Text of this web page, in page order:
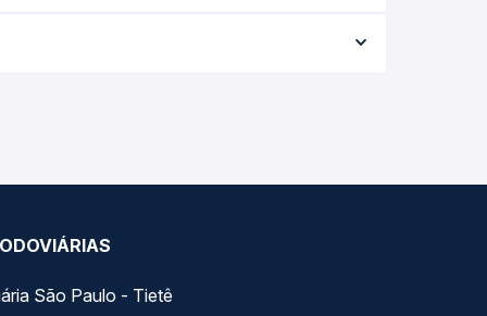
em tempo real e garante a melhor oferta
São Paulo - Tietê